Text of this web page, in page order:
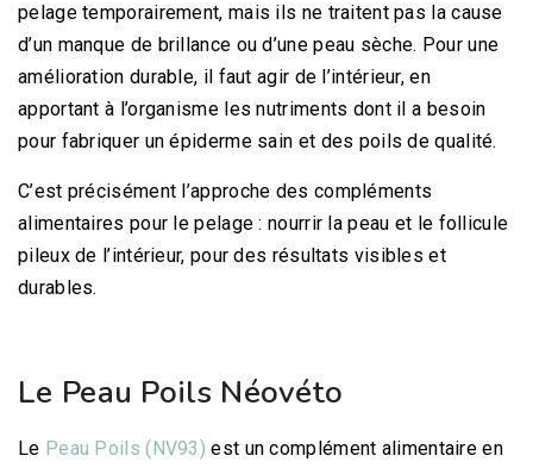
pelage temporairement, mais ils ne traitent pas la cause
d’un manque de brillance ou d’une peau sèche. Pour une
amélioration durable, il faut agir de l’intérieur, en
apportant à l’organisme les nutriments dont il a besoin
pour fabriquer un épiderme sain et des poils de qualité.
C’est précisément l’approche des compléments
alimentaires pour le pelage : nourrir la peau et le follicule
pileux de l’intérieur, pour des résultats visibles et
durables.
Le Peau Poils Néovéto
Le Peau Poils (NV93) est un complément alimentaire en